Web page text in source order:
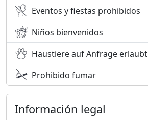
Eventos y fiestas prohibidos
Niños bienvenidos
Haustiere auf Anfrage erlaubt
Prohibido fumar
Información legal